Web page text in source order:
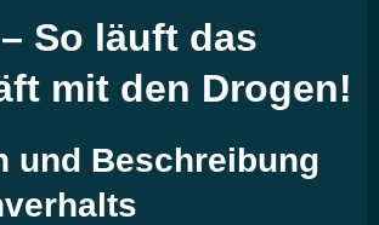
So läuft das
mit den Drogen!
und Beschreibung